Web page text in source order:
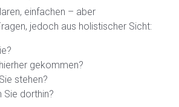
einfachen – aber
jedoch aus holistischer Sicht:
gekommen?
stehen?
Sie dorthin?